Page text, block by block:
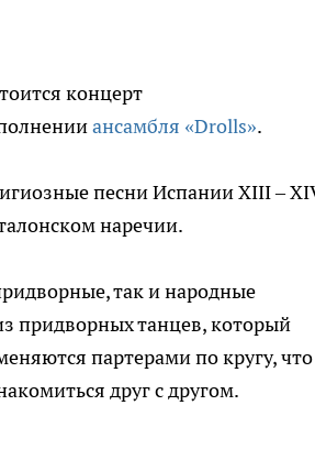
концерт
ансамбля «Drolls».
песни Испании XIII –
наречии.
так и народные
придворных танцев, который
партерами по кругу, что
друг с другом.